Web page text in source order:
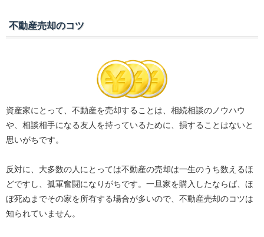
不動産売却のコツ
資産家にとって、不動産を売却することは、相続相談のノウハウ
や、相談相手になる友人を持っているために、損することはないと
思いがちです。
反対に、大多数の人にとっては不動産の売却は一生のうち数えるほ
どですし、孤軍奮闘になりがちです。一旦家を購入したならば、ほ
ぼ死ぬまでその家を所有する場合が多いので、不動産売却のコツは
知られていません。